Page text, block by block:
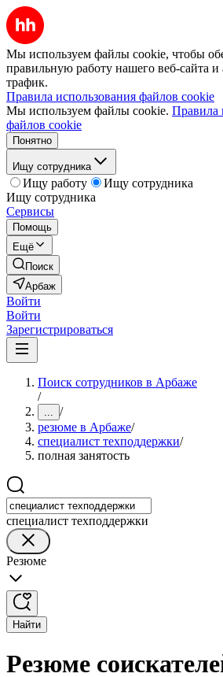
Мы используем файлы cookie, чтобы
правильную работу нашего веб-сайта и
трафик.
Правила использования файлов cookie
Мы используем файлы cookie. Правила
файлов cookie
Понятно
Ищу сотрудника
Ищу работу
Ищу сотрудника
Ищу сотрудника
Сервисы
Помощь
Ещё
Поиск
Арбаж
Войти
Войти
Зарегистрироваться
Поиск сотрудников в Арбаже
/
... /
резюме в Арбаже/
специалист техподдержки/
полная занятость
специалист техподдержки
Резюме
Найти
Резюме